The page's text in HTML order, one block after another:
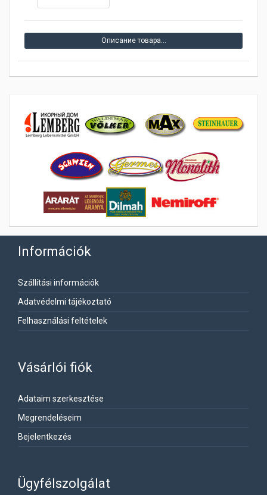
Описание товара…
Információk
Szállítási információk
Adatvédelmi tájékoztató
Felhasználási feltételek
Vásárlói fiók
Adataim szerkesztése
Megrendeléseim
Bejelentkezés
Ügyfélszolgálat